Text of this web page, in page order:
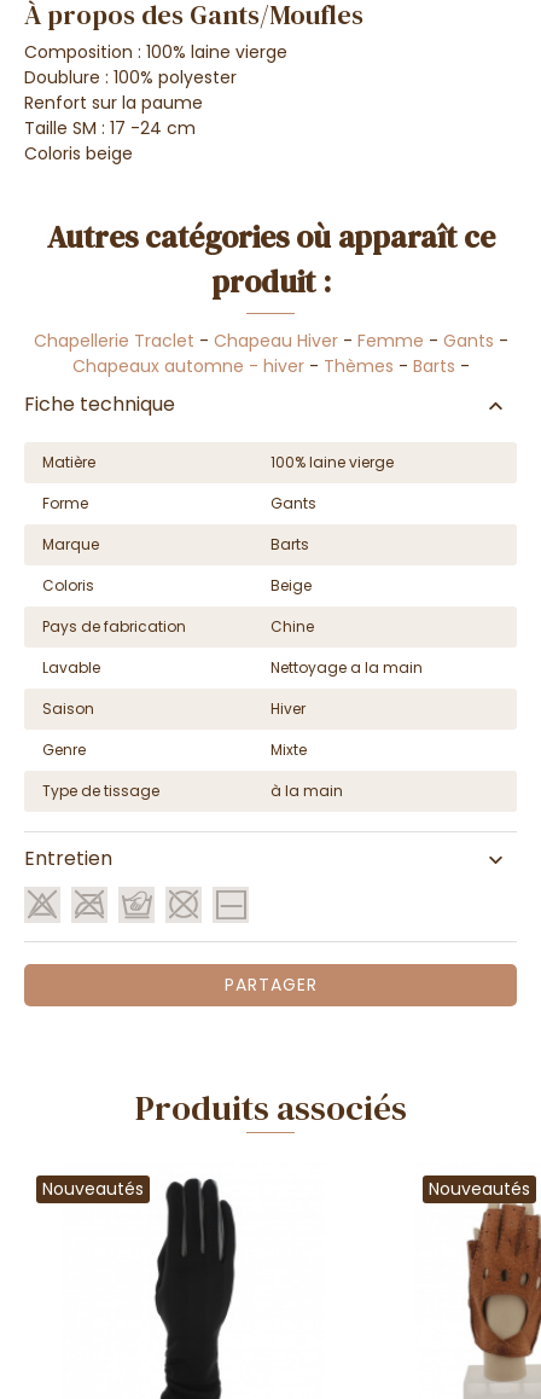
À propos des Gants/Moufles
Composition : 100% laine vierge
Doublure : 100% polyester
Renfort sur la paume
Taille SM : 17 -24 cm
Coloris beige
Autres catégories où apparaît ce
produit :
Chapellerie Traclet - Chapeau Hiver- Femme - Gants -
Chapeaux automne - hiver- Thèmes - Barts -
Fiche technique
Matière
100% laine vierge
Forme
Gants
Marque
Barts
Coloris
Beige
Pays de fabrication
Chine
Lavable
Nettoyage a la main
Saison
Hiver
Genre
Mixte
Type de tissage
à la main
Entretien
PARTAGER
Produits associés
Nouveautés Nouveautés